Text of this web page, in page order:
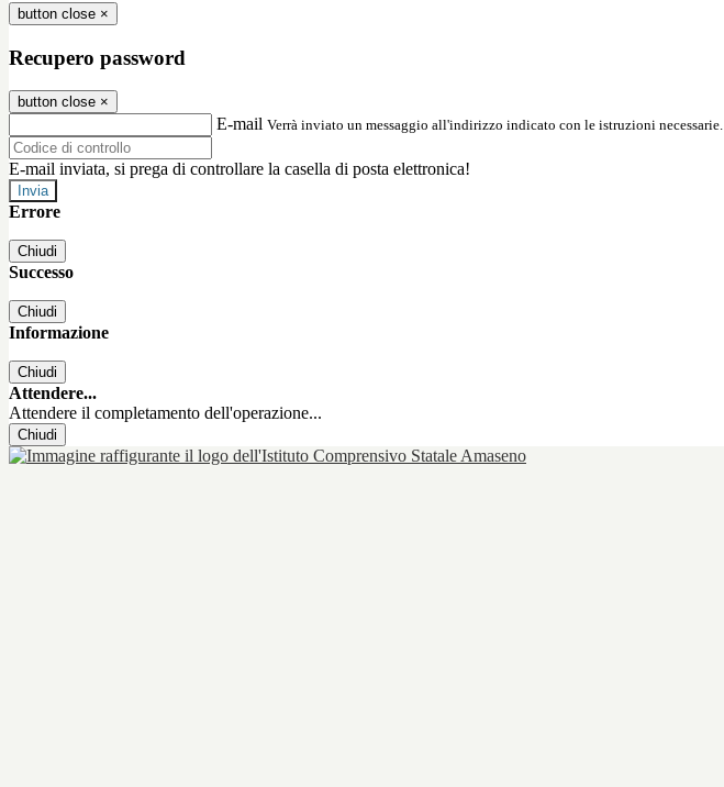
button close ×
Recupero password
button close ×
E-mail Verrà inviato un messaggio all'indirizzo indicato con le istruzioni necessarie.
E-mail inviata, si prega di controllare la casella di posta elettronica!
Errore
Chiudi
Successo
Chiudi
Informazione
Chiudi
Attendere...
Attendere il completamento dell'operazione...
Chiudi